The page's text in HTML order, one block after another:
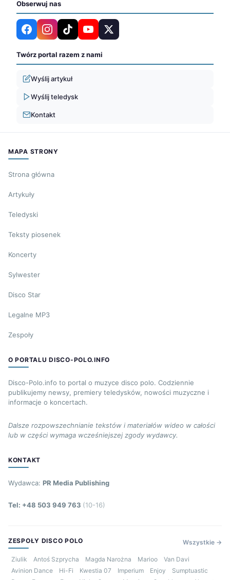
Obserwuj nas
Twórz portal razem z nami
Wyślij artykuł
Wyślij teledysk
Kontakt
MAPA STRONY
Strona główna
Artykuły
Teledyski
Teksty piosenek
Koncerty
Sylwester
Disco Star
Legalne MP3
Zespoły
O PORTALU DISCO-POLO.INFO
Disco-Polo.info to portal o muzyce disco polo. Codziennie
publikujemy newsy, premiery teledysków, nowości muzyczne i
informacje o koncertach.
Dalsze rozpowszechnianie tekstów i materiałów wideo w całości
lub w części wymaga wcześniejszej zgody wydawcy.
KONTAKT
Wydawca: PR Media Publishing
Tel: +48 503 949 763 (10-16)
ZESPOŁY DISCO POLO Wszystkie →
Ziulik Antoś Szprycha Magda Narożna Marioo
Van Davi
Avinion Dance
Hi-Fi Kwestia 07 Imperium Enjoy
Sumptuastic